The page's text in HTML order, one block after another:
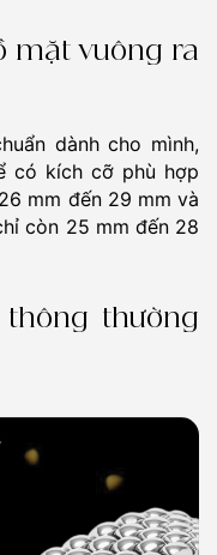
mặt vuông ra
dành cho mình,
có kích cỡ phù hợp
mm đến 29 mm và
còn 25 mm đến 28
thường